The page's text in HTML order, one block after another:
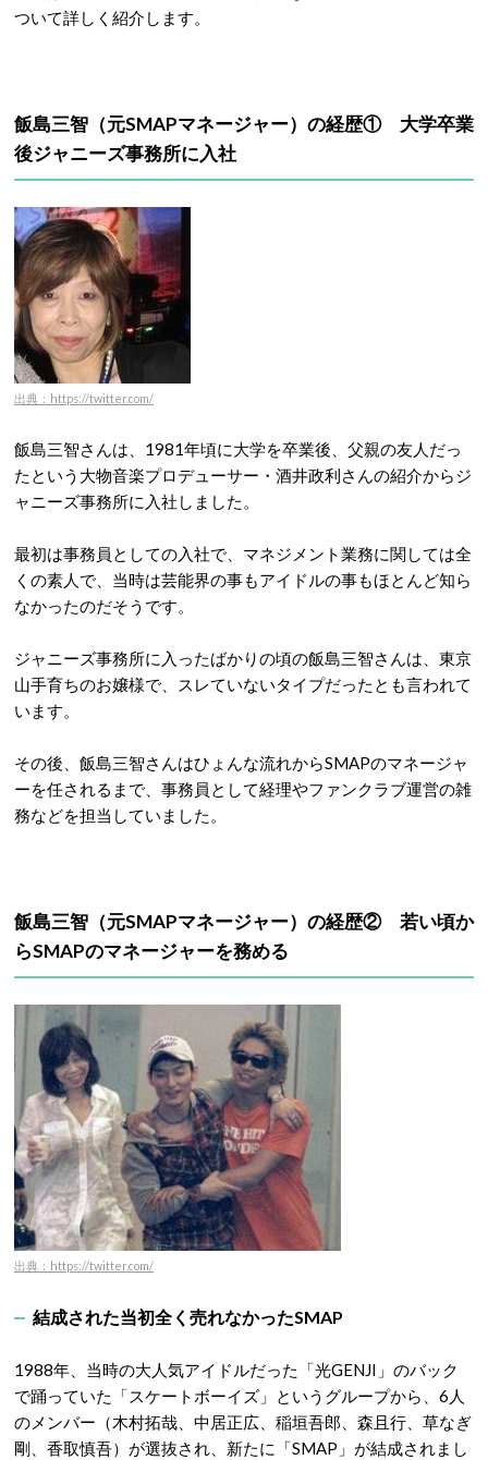
ついて詳しく紹介します。
飯島三智（元SMAPマネージャー）の経歴① 大学卒業
後ジャニーズ事務所に入社
出典：https://twitter.com/
飯島三智さんは、1981年頃に大学を卒業後、父親の友人だっ
たという大物音楽プロデューサー・酒井政利さんの紹介からジ
ャニーズ事務所に入社しました。
最初は事務員としての入社で、マネジメント業務に関しては全
くの素人で、当時は芸能界の事もアイドルの事もほとんど知ら
なかったのだそうです。
ジャニーズ事務所に入ったばかりの頃の飯島三智さんは、東京
山手育ちのお嬢様で、スレていないタイプだったとも言われて
います。
その後、飯島三智さんはひょんな流れからSMAPのマネージャ
ーを任されるまで、事務員として経理やファンクラブ運営の雑
務などを担当していました。
飯島三智（元SMAPマネージャー）の経歴② 若い頃か
らSMAPのマネージャーを務める
出典：https://twitter.com/
結成された当初全く売れなかったSMAP
1988年、当時の大人気アイドルだった「光GENJI」のバック
で踊っていた「スケートボーイズ」というグループから、6人
のメンバー（木村拓哉、中居正広、稲垣吾郎、森且行、草なぎ
剛、香取慎吾）が選抜され、新たに「SMAP」が結成されまし